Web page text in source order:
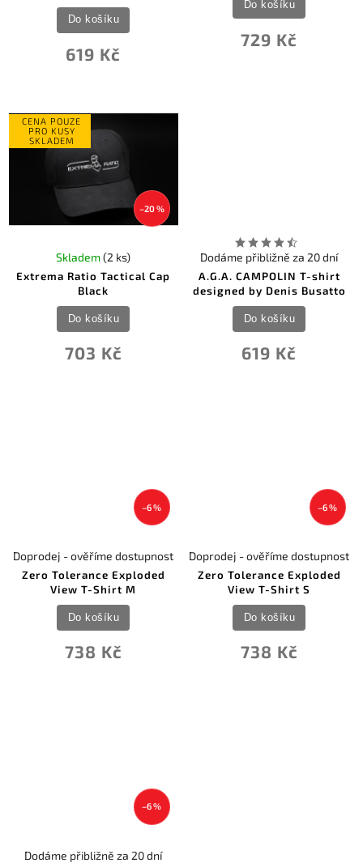
619 Kč
Do košíku
729 Kč
Do košíku
CENA POUZE
PRO KUSY
SKLADEM
–20 %
Extrema Ratio Tactical Cap
Black
Skladem(2 ks)
703 Kč
Do košíku
A.G.A. CAMPOLIN T-shirt
designed by Denis Busatto
Dodáme přibližně za 20 dní
619 Kč
Do košíku
–6 %
Zero Tolerance Exploded
View T-Shirt M
Doprodej - ověříme dostupnost
738 Kč
Do košíku
–6 %
Zero Tolerance Exploded
View T-Shirt S
Doprodej - ověříme dostupnost
738 Kč
Do košíku
–6 %
Dodáme přibližně za 20 dní